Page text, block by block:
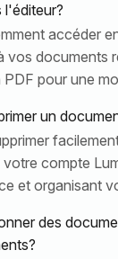
l'éditeur?
accéder
vos documents
PDF pour une
un
compte
et organisant
des